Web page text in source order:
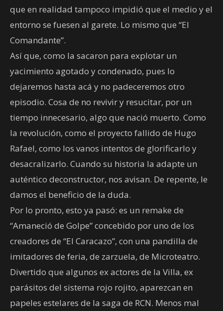
que en realidad tampoco impidió que el medio y el
entorno se fuesen al garete. Lo mismo que “El
Comandante”.
Así que, como la sacaron para explotar un
yacimiento agotado y condenado, pues lo
dejaremos hasta acá y no padeceremos otro
episodio. Cosa de no revivir y resucitar, por un
tiempo innecesario, algo que nació muerto. Como
la revolución, como el proyecto fallido de Hugo
Rafael, como los vanos intentos de glorificarlo y
desacralizarlo. Cuando su historia la adapte un
auténtico deconstructor, nos avisan. De repente, le
damos el beneficio de la duda.
Por lo pronto, esto ya pasó: es un remake de
“Amaneció de Golpe” concebido por uno de los
creadores de “El Caracazo”, con una pandilla de
imitadores de feria, de zarzuela, de Microteatro.
Divertido que algunos ex actores de la Villa, ex
parásitos del sistema rojo rojito, aparezcan en
papeles estelares de la saga de RCN. Menos mal